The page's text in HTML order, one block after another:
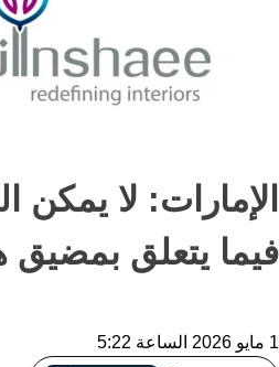
الإمارات: لا يمكن
فيما يتعلق بمضيق
1 مايو 2026 الساعة 5:22